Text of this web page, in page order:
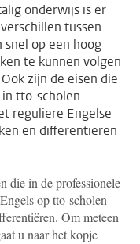
onderwijs is er
tussen
op een hoog
te kunnen volgen
zijn de eisen die
tto-scholen
reguliere Engelse
en differentiëren
die in de professionele
op tto-scholen
Om meteen
u naar het kopje